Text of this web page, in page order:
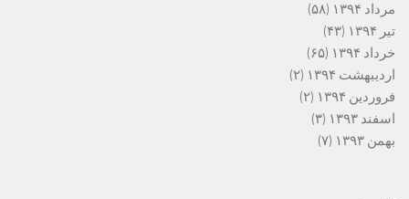
مرداد ۱۳۹۴
(۵۸)
تیر ۱۳۹۴
(۴۳)
خرداد ۱۳۹۴
(۶۵)
اردیبهشت ۱۳۹۴
(۲)
فروردین ۱۳۹۴
(۲)
اسفند ۱۳۹۳
(۳)
بهمن ۱۳۹۳
(۷)